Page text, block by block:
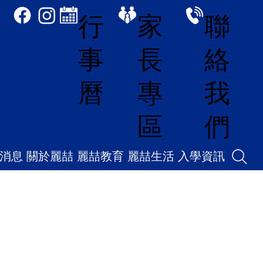
行
事
曆
家
長
專
區
聯
絡
我
們
息 關於麗喆 麗喆教育 麗喆生活 入學資訊